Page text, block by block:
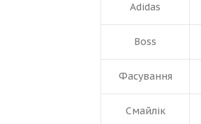
Adidas
Boss
Фасування
Смайлік